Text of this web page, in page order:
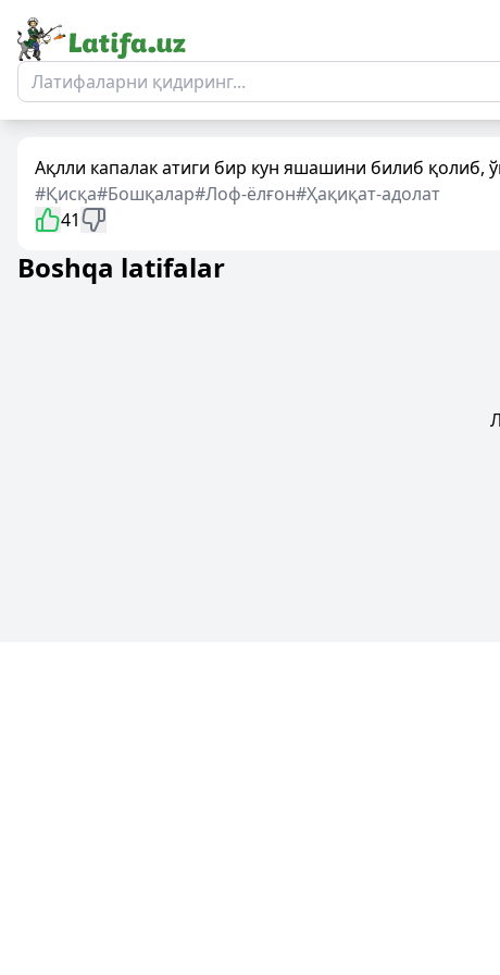
Ақлли капалак атиги бир кун яшашини билиб қолиб,
#Қисқа#Бошқалар#Лоф-ёлғон#Ҳақиқат-адолат
41
Boshqa latifalar